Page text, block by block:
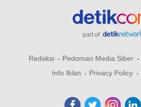
part of
Redaksi Pedoman Media Siber
Info Iklan
Privacy Policy